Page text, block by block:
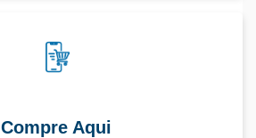
Compre Aqui